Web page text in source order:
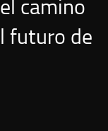
camino
futuro de